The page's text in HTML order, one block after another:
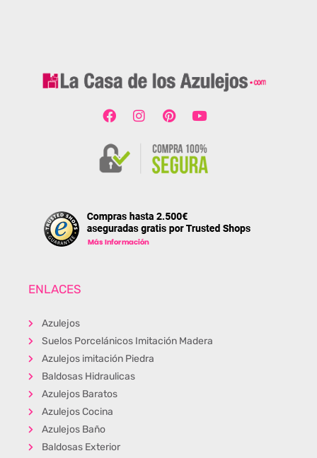
ENLACES
Azulejos
Suelos Porcelánicos Imitación Madera
Azulejos imitación Piedra
Baldosas Hidraulicas
Azulejos Baratos
Azulejos Cocina
Azulejos Baño
Baldosas Exterior